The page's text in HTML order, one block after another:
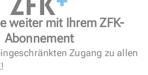
weiter mit Ihrem ZFK-
Abonnement
Zugang zu allen